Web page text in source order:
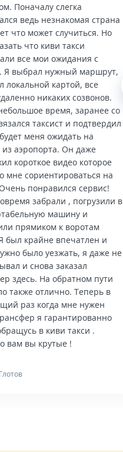
Поначалу слегка
ведь незнакомая страна
что может случиться. Но
что киви такси
все мои ожидания с
Я выбрал нужный маршрут,
локальной картой, все
никаких созвонов.
время, заранее со
таксист и подтвердил
меня ожидать на
из аэропорта. Он даже
короткое видео которое
мне сориентироваться на
понравился сервис!
забрали , погрузили в
машину и
прямиком к воротам
был крайне впечатлен и
было уезжать, я даже не
и снова заказал
здесь. На обратном пути
также отлично. Теперь в
раз когда мне нужен
я гарантированно
в киви такси .
вам вы крутые !